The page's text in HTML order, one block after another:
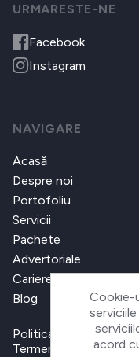
URMARESTE-NE
Facebook
Instagram
NAVIGARE
Acasă
Despre noi
Portofoliu
Servicii
Pachete
Advertoriale
Cariere
Blog
Politica de
Termeni și condiții
Cookie-
acord